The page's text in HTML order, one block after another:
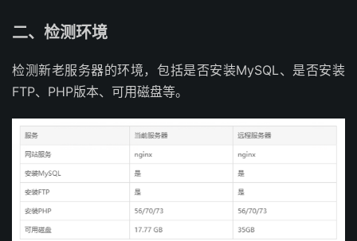
二、检测环境
检测新老服务器的环境，包括是否安装MySQL、是否安装
FTP、PHP版本、可用磁盘等。